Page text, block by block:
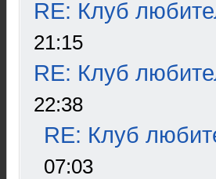
RE: Клуб
21:15
RE: Клуб
22:38
RE: Клуб
07:03